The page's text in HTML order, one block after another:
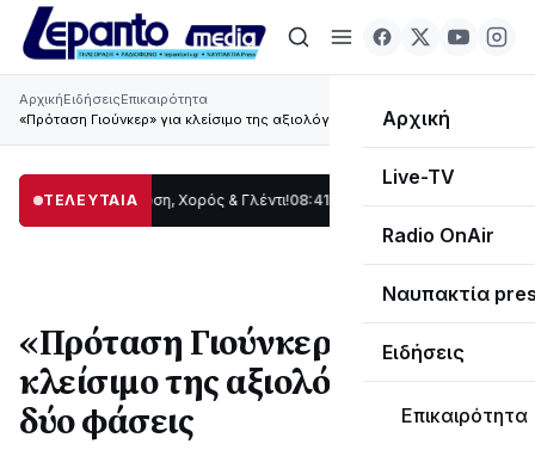
Αρχική
Live-TV
Radio OnAir
Ναυπακτία
Ειδήσεις
Επικαιρότητα
ΑρχικήΕιδήσειςΕπικαιρότητα
«Πρόταση Γιούνκερ» για κλείσιμο της αξιολόγησης σε δύο φάσεις
ΤΕΛΕΥΤΑΙΑ
Παράδοση, Χορός & Γλέντι!08:41 ΤΟ ΠΑΡΤΥ ΣΥΝΕΧΙΖΕΤΑΙ…
«Πρόταση Γιούνκερ» για
κλείσιμο της αξιολόγησης σε
δύο φάσεις